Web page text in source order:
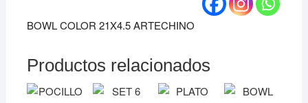
BOWL COLOR 21X4.5 ARTECHINO
Productos relacionados